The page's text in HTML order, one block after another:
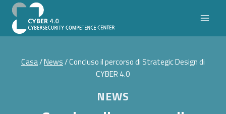
Salta
contenuto
Casa/News/Concluso il percorso di Strategic Design di
CYBER 4.0
NEWS